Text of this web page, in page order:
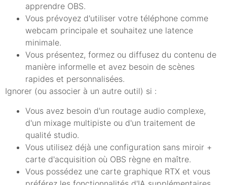
apprendre OBS.
Vous prévoyez d'utiliser votre téléphone comme
webcam principale et souhaitez une latence
minimale.
Vous présentez, formez ou diffusez du contenu de
manière informelle et avez besoin de scènes
rapides et personnalisées.
Ignorer (ou associer à un autre outil) si :
Vous avez besoin d'un routage audio complexe,
d'un mixage multipiste ou d'un traitement de
qualité studio.
Vous utilisez déjà une configuration sans miroir +
carte d'acquisition où OBS règne en maître.
Vous possédez une carte graphique RTX et vous